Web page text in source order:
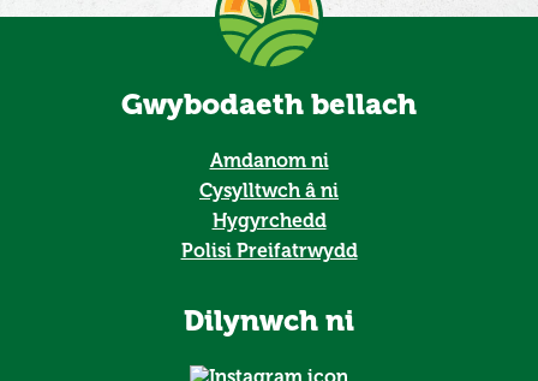
Gwybodaeth bellach
Amdanom ni
Cysylltwch â ni
Hygyrchedd
Polisi Preifatrwydd
Dilynwch ni